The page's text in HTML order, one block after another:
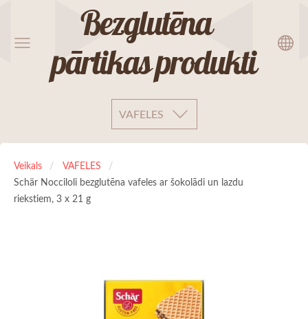
Bezglutēna
pārtikas produkti
VAFELES
Veikals
VAFELES
Schär Nocciloli bezglutēna vafeles ar šokolādi un lazdu
riekstiem, 3 x 21 g